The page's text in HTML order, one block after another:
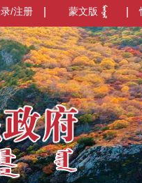
蒙文版
/注册